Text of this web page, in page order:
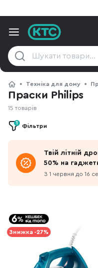
Техніка для дому
Твій літній
50% на
З 1 червня до 16
Праски Philips
15 товарів
Фільтри
1
Знижка -27%